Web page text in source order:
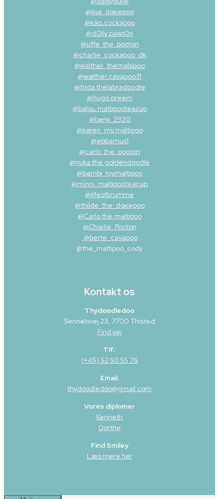
@liva_doxiepoo
@kiko.cockapoo
@d0lly.pawt0n
@uffe_the_pooton
@charlie_cockapoo_dk
@walther_themaltipoo
@walther.cavapoo.f1
@frida.thelabradoodle
@hugo.preem
@balou.maltipooteacup
@benji_2920
@karen_my.maltipoo
@ebbamus1
@carlo_the_pooton
@nuka.the.goldendoodle
@bambi_toymaltipoo
@minni_maltipooteacup
@lifeofkrumme
@thilde_the_doxiepoo
@Carlo.the.maltipoo
@Charlie_Pooton
@berte_cavapoo
@the_maltipoo_cody
Kontakt os
Thydoodledoo
Sennelsvej 23, 7700 Thisted
Find vej
Tlf.:
(+45) 52 50 55 76
Email:
thydoodledoo@gmail.com
Vores diplomer
Kenneth
Dorthe
Find Smiley
Læs mere her